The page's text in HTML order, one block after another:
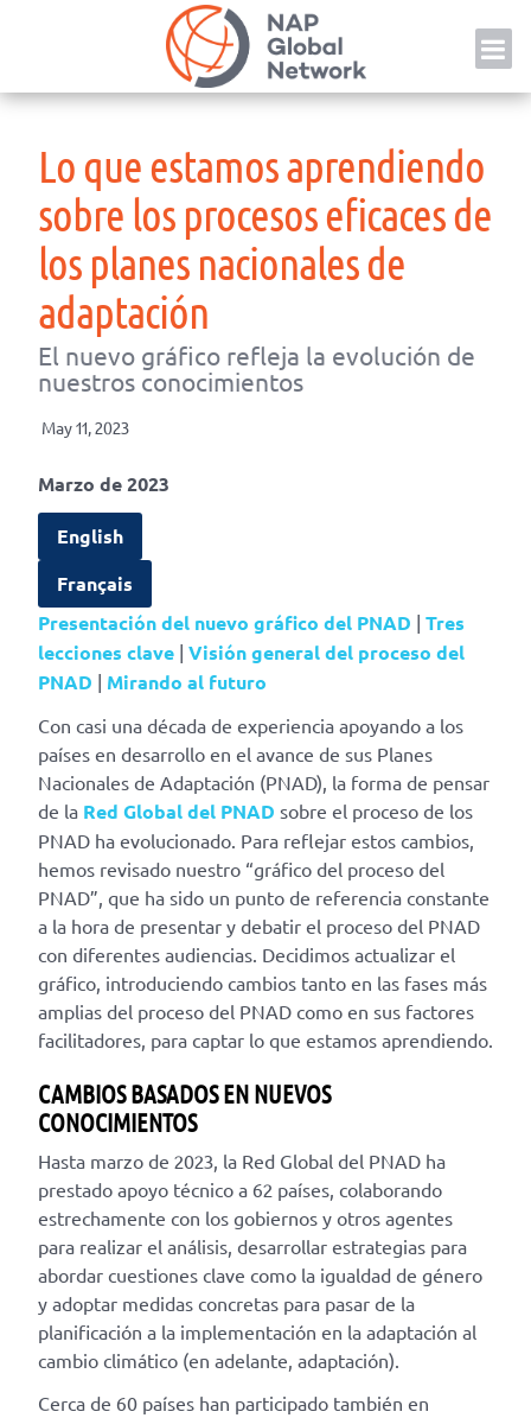
Lo que estamos aprendiendo
sobre los procesos eficaces de
los planes nacionales de
adaptación
El nuevo gráfico refleja la evolución de
nuestros conocimientos
May 11, 2023
Marzo de 2023
English
Français
Presentación del nuevo gráfico del PNAD | Tres
lecciones clave | Visión general del proceso del
PNAD | Mirando al futuro
Con casi una década de experiencia apoyando a los
países en desarrollo en el avance de sus Planes
Nacionales de Adaptación (PNAD), la forma de pensar
de la Red Global del PNAD sobre el proceso de los
PNAD ha evolucionado. Para reflejar estos cambios,
hemos revisado nuestro “gráfico del proceso del
PNAD”, que ha sido un punto de referencia constante
a la hora de presentar y debatir el proceso del PNAD
con diferentes audiencias. Decidimos actualizar el
gráfico, introduciendo cambios tanto en las fases más
amplias del proceso del PNAD como en sus factores
facilitadores, para captar lo que estamos aprendiendo.
CAMBIOS BASADOS EN NUEVOS
CONOCIMIENTOS
Hasta marzo de 2023, la Red Global del PNAD ha
prestado apoyo técnico a 62 países, colaborando
estrechamente con los gobiernos y otros agentes
para realizar el análisis, desarrollar estrategias para
abordar cuestiones clave como la igualdad de género
y adoptar medidas concretas para pasar de la
planificación a la implementación en la adaptación al
cambio climático (en adelante, adaptación).
Cerca de 60 países han participado también en